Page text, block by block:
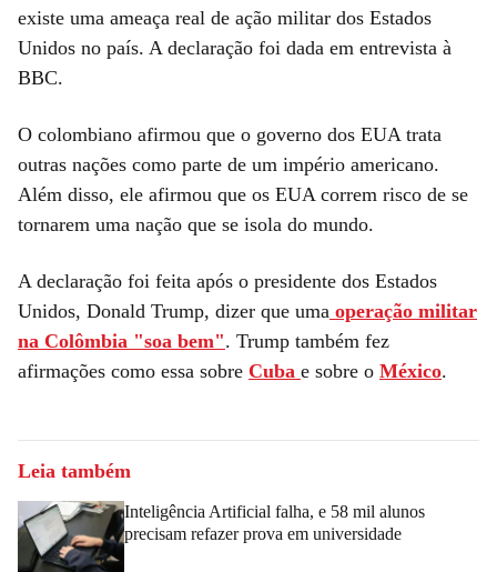
existe uma ameaça real de ação militar dos Estados
Unidos no país. A declaração foi dada em entrevista à
BBC.
O colombiano afirmou que o governo dos EUA trata
outras nações como parte de um império americano.
Além disso, ele afirmou que os EUA correm risco de se
tornarem uma nação que se isola do mundo.
A declaração foi feita após o presidente dos Estados
Unidos, Donald Trump, dizer que uma operação militar
na Colômbia "soa bem". Trump também fez
afirmações como essa sobre Cuba e sobre o México.
Leia também
Inteligência Artificial falha, e 58 mil alunos
precisam refazer prova em universidade